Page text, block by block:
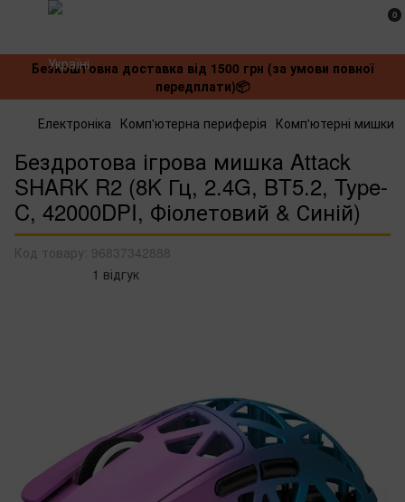
0
Безкоштовна доставка від 1500 грн (за умови повної
передплати)📦
Електроніка Комп'ютерна периферія Комп'ютерні мишки
Бездротова ігрова мишка Attack
SHARK R2 (8K Гц, 2.4G, BT5.2, Type-
C, 42000DPI, Фіолетовий & Синій)
Код товару: 96837342888
1 відгук